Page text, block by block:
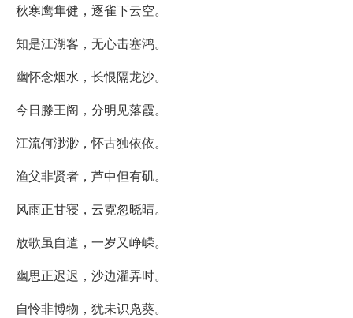
秋寒鹰隼健，逐雀下云空。
知是江湖客，无心击塞鸿。
幽怀念烟水，长恨隔龙沙。
今日滕王阁，分明见落霞。
江流何渺渺，怀古独依依。
渔父非贤者，芦中但有矶。
风雨正甘寝，云霓忽晓晴。
放歌虽自遣，一岁又峥嵘。
幽思正迟迟，沙边濯弄时。
自怜非博物，犹未识凫葵。